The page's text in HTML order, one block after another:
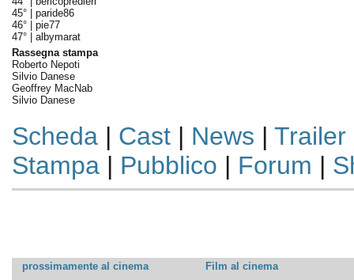
45° | paride86
46° | pie77
47° | albymarat
Rassegna stampa
Roberto Nepoti
Silvio Danese
Geoffrey MacNab
Silvio Danese
Scheda| Cast| News | Trailer
Stampa| Pubblico | Forum |
prossimamente al cinema
Film al cinema